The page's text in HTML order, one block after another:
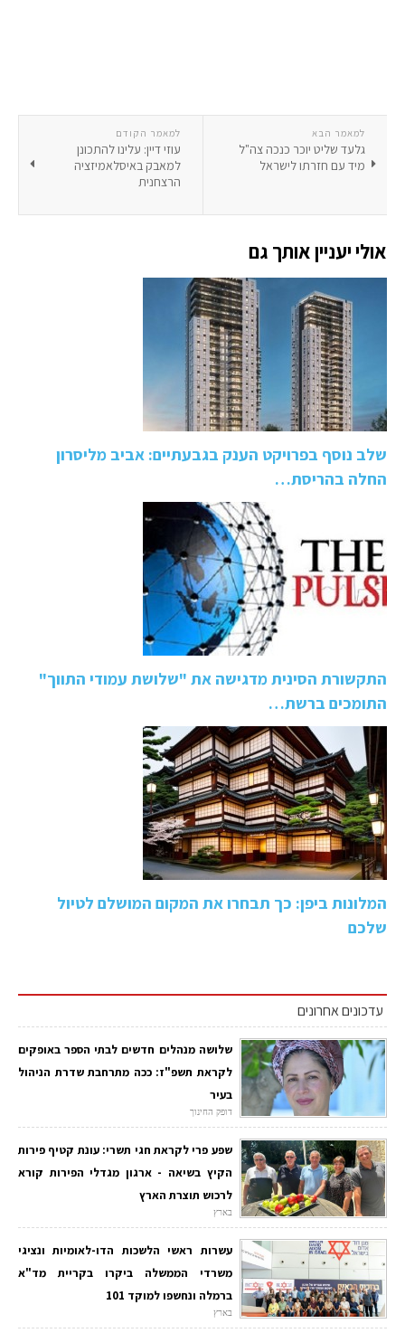
למאמר הקודם
עוזי דיין: עלינו להתכונן
למאבק באיסלאמיזציה
הרצחנית
למאמר הבא
גלעד שליט יוכר כנכה צה"ל
מיד עם חזרתו לישראל
אולי יעניין אותך גם
שלב נוסף בפרויקט הענק בגבעתיים: אביב מליסרון
החלה בהריסת…
התקשורת הסינית מדגישה את "שלושת עמודי התווך"
התומכים ברשת…
המלונות ביפן: כך תבחרו את המקום המושלם לטיול
שלכם
עדכונים אחרונים
שלושה מנהלים חדשים לבתי הספר באופקים
לקראת תשפ"ז: ככה מתרחבת שדרת הניהול
בעיר
דופק החינוך
שפע פרי לקראת חגי תשרי: עונת קטיף פירות
הקיץ בשיאה - ארגון מגדלי הפירות קורא
לרכוש תוצרת הארץ
בארץ
עשרות ראשי הלשכות הדו-לאומיות ונציגי
משרדי הממשלה ביקרו בקריית מד"א
ברמלה ונחשפו למוקד 101
בארץ